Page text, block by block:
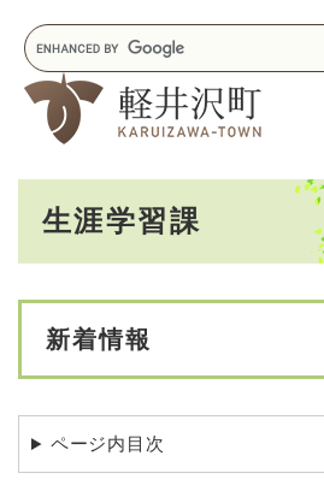
キ
ー
ワ
生涯学習課
新着情報
ページ内目次